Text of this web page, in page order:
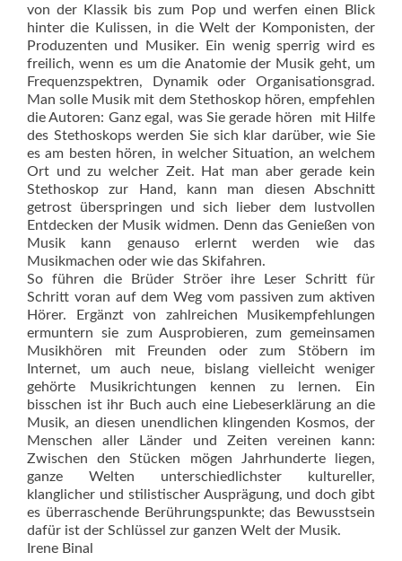
von der Klassik bis zum Pop und werfen einen Blick
hinter die Kulissen, in die Welt der Komponisten, der
Produzenten und Musiker. Ein wenig sperrig wird es
freilich, wenn es um die Anatomie der Musik geht, um
Frequenzspektren, Dynamik oder Organisationsgrad.
Man solle Musik mit dem Stethoskop hören, empfehlen
die Autoren: Ganz egal, was Sie gerade hören  mit Hilfe
des Stethoskops werden Sie sich klar darüber, wie Sie
es am besten hören, in welcher Situation, an welchem
Ort und zu welcher Zeit. Hat man aber gerade kein
Stethoskop zur Hand, kann man diesen Abschnitt
getrost überspringen und sich lieber dem lustvollen
Entdecken der Musik widmen. Denn das Genießen von
Musik kann genauso erlernt werden wie das
Musikmachen oder wie das Skifahren.
So führen die Brüder Ströer ihre Leser Schritt für
Schritt voran auf dem Weg vom passiven zum aktiven
Hörer. Ergänzt von zahlreichen Musikempfehlungen
ermuntern sie zum Ausprobieren, zum gemeinsamen
Musikhören mit Freunden oder zum Stöbern im
Internet, um auch neue, bislang vielleicht weniger
gehörte Musikrichtungen kennen zu lernen. Ein
bisschen ist ihr Buch auch eine Liebeserklärung an die
Musik, an diesen unendlichen klingenden Kosmos, der
Menschen aller Länder und Zeiten vereinen kann:
Zwischen den Stücken mögen Jahrhunderte liegen,
ganze Welten unterschiedlichster kultureller,
klanglicher und stilistischer Ausprägung, und doch gibt
es überraschende Berührungspunkte; das Bewusstsein
dafür ist der Schlüssel zur ganzen Welt der Musik.
Irene Binal